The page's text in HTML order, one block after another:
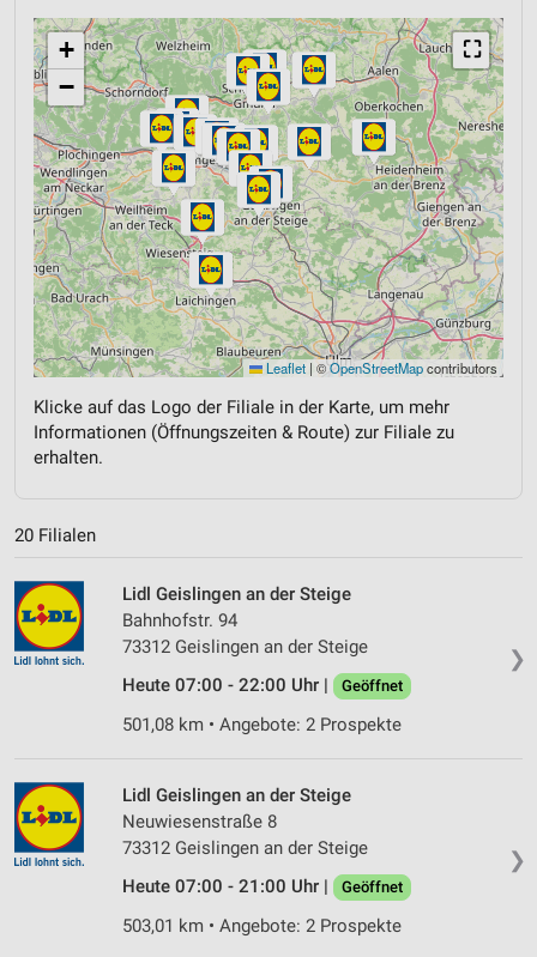
⛶
+
−
Leaflet | ©OpenStreetMapcontributors
Klicke auf das Logo der Filiale in der Karte, um mehr
Informationen (Öffnungszeiten & Route) zur Filiale zu
erhalten.
20 Filialen
❯
Lidl Geislingen an der Steige
Bahnhofstr. 94
73312 Geislingen an der Steige
Heute 07:00 - 22:00 Uhr |
Geöffnet
501,08 km • Angebote: 2 Prospekte
❯
Lidl Geislingen an der Steige
Neuwiesenstraße 8
73312 Geislingen an der Steige
Heute 07:00 - 21:00 Uhr |
Geöffnet
503,01 km • Angebote: 2 Prospekte